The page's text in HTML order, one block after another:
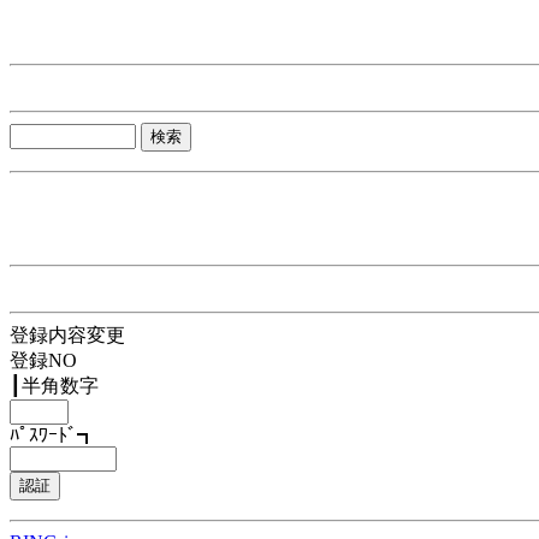
登録内容変更
登録NO
┃半角数字
ﾊﾟｽﾜｰﾄﾞ┓